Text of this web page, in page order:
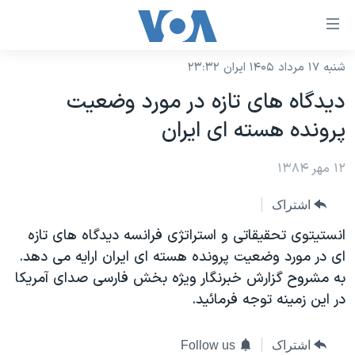
لینکهای
دسترسی
جهش
محتوای
اصلی
جهش
صفحه
اصلی
جهش
به
جستجو
نسخه سبک وب‌سایت
موضوع ها
ایران
آمریکا
ورزشی
گزیده‌ها
ویدیوها
برنامه های تلویزیونی
جدول برنامه ها
صفحه‌های ویژه
جام جهانی ۲۰۲۶
عملیات خشم حماسی
بایگانی برنامه‌های تلویزیونی
فرکانس‌های صدای آمریکا
پخش رادیویی
شنبه ۱۷ مرداد ۱۴۰۵ ایران ۲۳:۳۲
ديدگاه های تازه در مورد وضعيت
پرونده هسته ای ايران
۱۲ مهر ۱۳۸۴
اشتراک
انستيتوی تحقيقاتی و استراتژی فرانسه ديدگاه های تازه
ای در مورد وضعيت پرونده هسته ای ايران ارايه می دهد.
به مشروح گزارش خبرنگار ويژه بخش فارسی صدای آمريکا
در اين زمينه توجه فرمائيد.
اشتراک Follow us